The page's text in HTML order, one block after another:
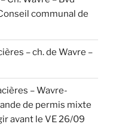
communal de
– ch. de Wavre –
– Wavre-
de permis mixte
avant le VE 26/09